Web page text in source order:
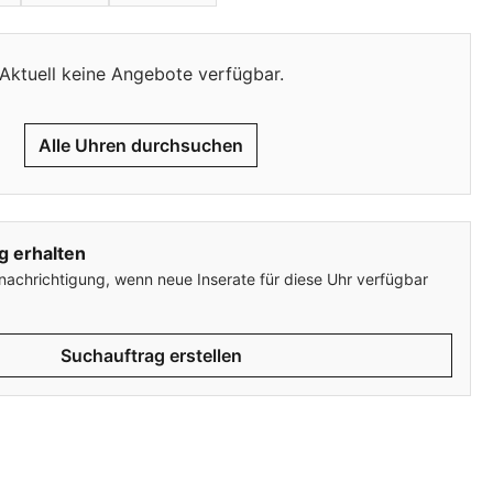
keine Angebote verfügbar.
Alle Uhren durchsuchen
erhalten
wenn neue Inserate für diese Uhr verfügbar
Suchauftrag erstellen